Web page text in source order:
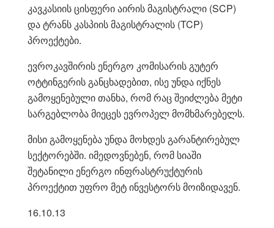
კავკასიის ცისფერი აირის მაგისტრალი (SCP)
და ტრანს კასპიის მაგისტრალის (TCP)
პროექტები.
ევროკავშირის ენერგო კომისარის გუტერ
ოტტინგერის განცხადებით, ისე უნდა იქნეს
გამოყენებული თანხა, რომ რაც შეიძლება მეტი
სარგებლობა მიეცეს ევროპელ მომხმარებელს.
მისი გამოყენება უნდა მოხდეს გარანტირებულ
სექტორებში. იმედოვნებენ, რომ სიაში
შეტანილი ენერგო ინფრასტრუქტურის
პროექტით უფრო მეტ ინვესტორს მოიზიდავენ.
16.10.13